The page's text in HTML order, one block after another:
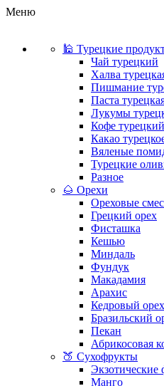
Меню
🕌 Турецкие
Чай турецкий
Халва
Пишмание
Паста
Лукумы
Кофе турецкий
Какао
Вяленые
Турецкие
Разное
🌰 Орехи
Ореховые
Грецкий орех
Фисташка
Кешью
Миндаль
Фундук
Макадамия
Арахис
Кедровый орех
Бразильский
Пекан
Абрикосовая
🍑 Сухофрукты
Экзотические
Манго